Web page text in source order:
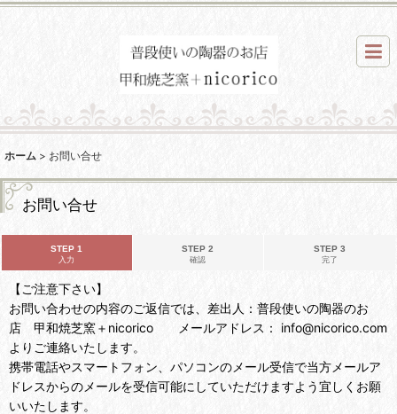
ホーム > お問い合せ
お問い合せ
STEP 1
入力
STEP 2
確認
STEP 3
完了
【ご注意下さい】
お問い合わせの内容のご返信では、差出人：普段使いの陶器のお
店 甲和焼芝窯＋nicorico メールアドレス： info@nicorico.com
よりご連絡いたします。
携帯電話やスマートフォン、パソコンのメール受信で当方メールア
ドレスからのメールを受信可能にしていただけますよう宜しくお願
いいたします。